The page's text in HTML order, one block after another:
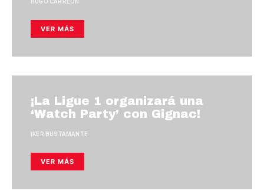
HUGO CARREON
VER MÁS
¡La Ligue 1 organizará una
‘Watch Party’ con Gignac!
IKER BUSTAMANTE
VER MÁS